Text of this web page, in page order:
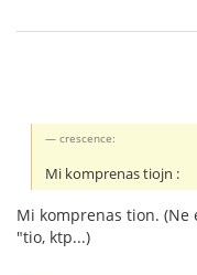
crescence:
Mi komprenas tiojn :
Mi komprenas tion.
"tio, ktp...)